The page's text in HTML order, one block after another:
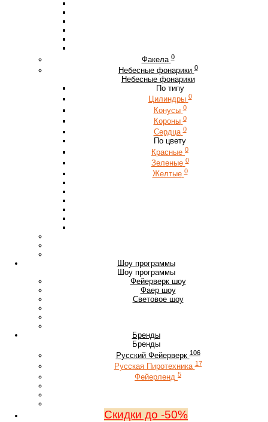
Факела 0
Небесные фонарики 0
Небесные фонарики
По типу
Цилиндры 0
Конусы 0
Короны 0
Сердца 0
По цвету
Красные 0
Зеленые 0
Желтые 0
Шоу программы
Шоу программы
Фейерверк шоу
Фаер шоу
Световое шоу
Бренды
Бренды
Русский Фейерверк 106
Русская Пиротехника 17
Фейерленд 5
Скидки до -50%